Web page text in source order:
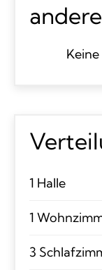
1 Halle
1
3